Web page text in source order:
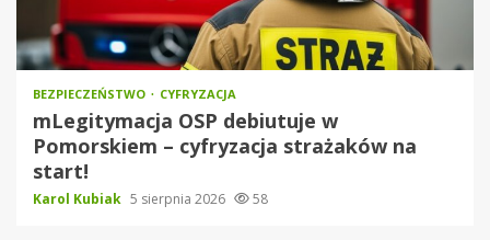
BEZPIECZEŃSTWO CYFRYZACJA
mLegitymacja OSP debiutuje w
Pomorskiem – cyfryzacja strażaków na
start!
Karol Kubiak 5 sierpnia 2026 58